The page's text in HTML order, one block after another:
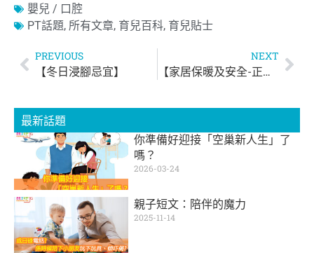
嬰兒 / 口腔
PT話題, 所有文章, 育兒百科, 育兒貼士
PREVIOUS
【冬日浸腳忌宜】
NEXT
【家居保暖及安全-正確使用電暖爐】
最新話題
你準備好迎接「空巢新人生」了
嗎？
2026-03-24
親子短文：陪伴的魔力
2025-11-14